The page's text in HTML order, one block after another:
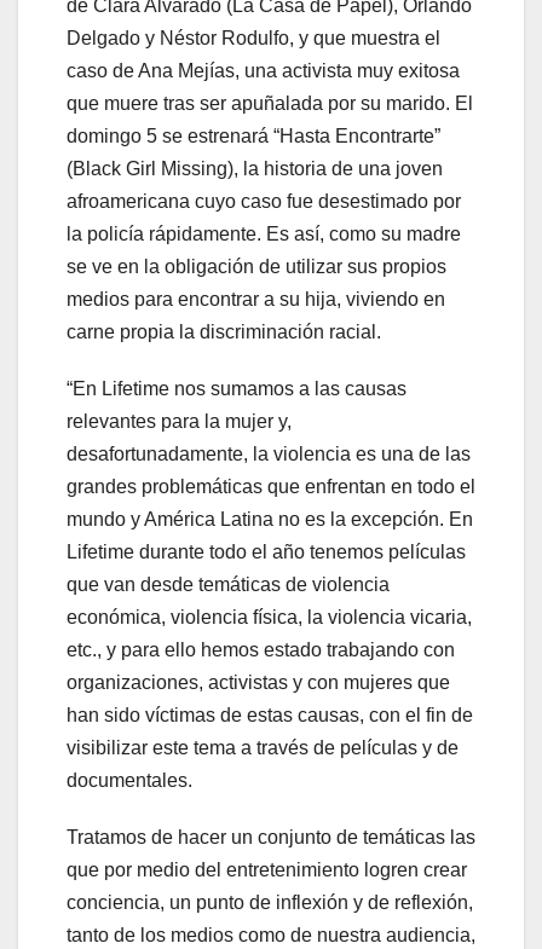
de Clara Alvarado (La Casa de Papel), Orlando
Delgado y Néstor Rodulfo, y que muestra el
caso de Ana Mejías, una activista muy exitosa
que muere tras ser apuñalada por su marido. El
domingo 5 se estrenará “Hasta Encontrarte”
(Black Girl Missing), la historia de una joven
afroamericana cuyo caso fue desestimado por
la policía rápidamente. Es así, como su madre
se ve en la obligación de utilizar sus propios
medios para encontrar a su hija, viviendo en
carne propia la discriminación racial.
“En Lifetime nos sumamos a las causas
relevantes para la mujer y,
desafortunadamente, la violencia es una de las
grandes problemáticas que enfrentan en todo el
mundo y América Latina no es la excepción. En
Lifetime durante todo el año tenemos películas
que van desde temáticas de violencia
económica, violencia física, la violencia vicaria,
etc., y para ello hemos estado trabajando con
organizaciones, activistas y con mujeres que
han sido víctimas de estas causas, con el fin de
visibilizar este tema a través de películas y de
documentales.
Tratamos de hacer un conjunto de temáticas las
que por medio del entretenimiento logren crear
conciencia, un punto de inflexión y de reflexión,
tanto de los medios como de nuestra audiencia,